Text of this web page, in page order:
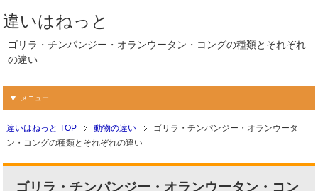
違いはねっと
ゴリラ・チンパンジー・オランウータン・コングの種類とそれぞれ
の違い
メニュー
違いはねっと TOP 動物の違い
ゴリラ・チンパンジー・オランウータ
ン・コングの種類とそれぞれの違い
ゴリラ・チンパンジー・オランウータン・コン